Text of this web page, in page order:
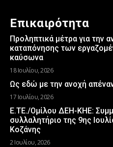
Επικαιρότητα
Προληπτικά μέτρα για την
καταπόνησης των
καύσωνα
18 Ιουλίου, 2026
Ως εδώ με την ανοχή
17 Ιουλίου, 2026
Ε.ΤΕ./Ομίλου ΔΕΗ-ΚΗΕ:
συλλαλητήριο της 9ης
Κοζάνης
2 Ιουλίου, 2026